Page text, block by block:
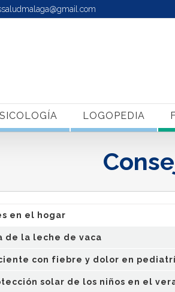
LOGOPEDIA
en el hogar
de la leche de vaca
con fiebre y dolor en
solar de los niños en el